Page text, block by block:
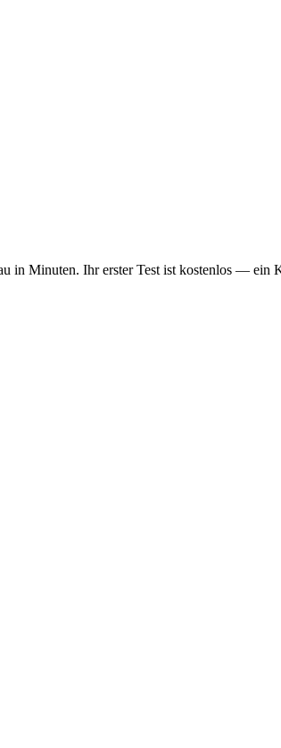
in Minuten. Ihr erster Test ist kostenlos — ein